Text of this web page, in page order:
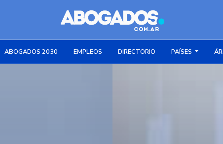
ABOGADOS 2030 EMPLEOS DIRECTORIO PAÍSES